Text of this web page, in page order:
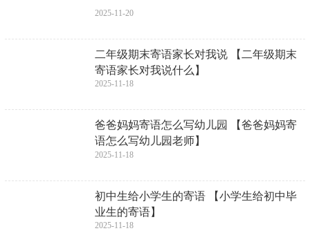
2025-11-20
二年级期末寄语家长对我说 【二年级期末
寄语家长对我说什么】
2025-11-18
爸爸妈妈寄语怎么写幼儿园 【爸爸妈妈寄
语怎么写幼儿园老师】
2025-11-18
初中生给小学生的寄语 【小学生给初中毕
业生的寄语】
2025-11-18